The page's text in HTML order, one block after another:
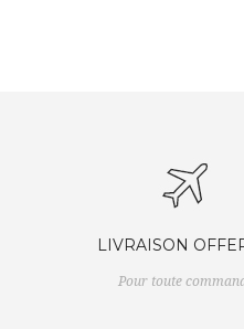
LIVRAISON
Pour toute